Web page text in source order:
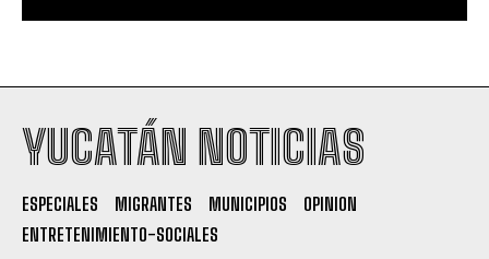
YUCATÁN NOTICIAS
ESPECIALES MIGRANTES MUNICIPIOS
OPINION
ENTRETENIMIENTO-SOCIALES